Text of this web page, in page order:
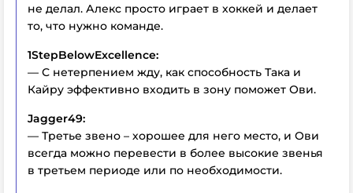
не делал. Алекс просто играет в хоккей и делает
то, что нужно команде.
1StepBelowExcellence:
— С нетерпением жду, как способность Така и
Кайру эффективно входить в зону поможет Ови.
Jagger49:
— Третье звено – хорошее для него место, и Ови
всегда можно перевести в более высокие звенья
в третьем периоде или по необходимости.